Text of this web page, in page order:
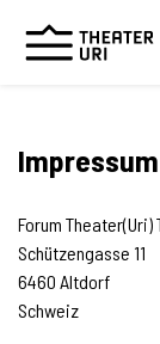
Impressum
Forum Theater(Uri)
Schützengasse 11
6460 Altdorf
Schweiz